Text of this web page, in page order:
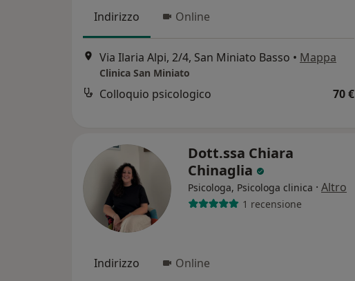
Indirizzo Online
Via Ilaria Alpi, 2/4, San Miniato Basso • Mappa
Clinica San Miniato
Colloquio psicologico 70 €
Dott.ssa Chiara
Chinaglia
Psicologa, Psicologa clinica · Altro
1 recensione
Indirizzo Online